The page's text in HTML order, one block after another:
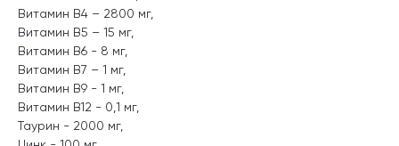
Витамин В4 – 2800 мг,
Витамин В5 – 15 мг,
Витамин В6 - 8 мг,
Витамин В7 – 1 мг,
Витамин В9 - 1 мг,
Витамин В12 - 0,1 мг,
Таурин - 2000 мг,